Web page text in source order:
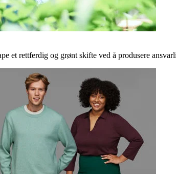
et rettferdig og grønt skifte ved å produsere